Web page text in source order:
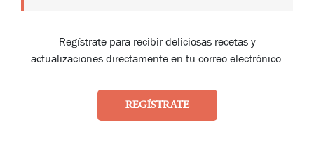
Regístrate para recibir deliciosas recetas y
actualizaciones directamente en tu correo electrónico.
REGÍSTRATE